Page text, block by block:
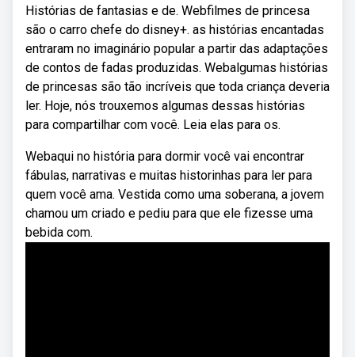
Histórias de fantasias e de. Webfilmes de princesa
são o carro chefe do disney+. as histórias encantadas
entraram no imaginário popular a partir das adaptações
de contos de fadas produzidas. Webalgumas histórias
de princesas são tão incríveis que toda criança deveria
ler. Hoje, nós trouxemos algumas dessas histórias
para compartilhar com você. Leia elas para os.
Webaqui no história para dormir você vai encontrar
fábulas, narrativas e muitas historinhas para ler para
quem você ama. Vestida como uma soberana, a jovem
chamou um criado e pediu para que ele fizesse uma
bebida com.